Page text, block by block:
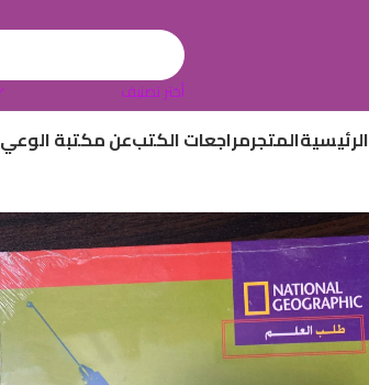
أختر تصنيف
الرئيسيةالمتجرمراجعات الكتبعن مكتبة الوعي